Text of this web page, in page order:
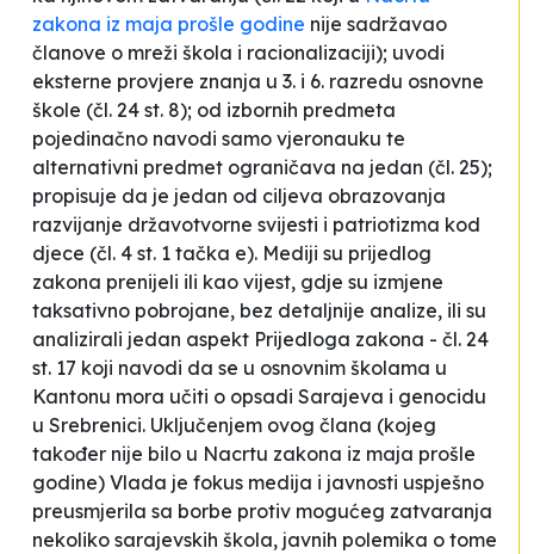
zakona iz maja prošle godine nije sadržavao
članove o mreži škola i racionalizaciji); uvodi
eksterne provjere znanja u 3. i 6. razredu osnovne
škole (čl. 24 st. 8); od izbornih predmeta
pojedinačno navodi samo vjeronauku te
alternativni predmet ograničava na jedan (čl. 25);
propisuje da je jedan od ciljeva obrazovanja
razvijanje državotvorne svijesti i patriotizma kod
djece (čl. 4 st. 1 tačka e). Mediji su prijedlog
zakona prenijeli ili kao vijest, gdje su izmjene
taksativno pobrojane, bez detaljnije analize, ili su
analizirali jedan aspekt Prijedloga zakona - čl. 24
st. 17 koji navodi da se u osnovnim školama u
Kantonu mora učiti o opsadi Sarajeva i genocidu
u Srebrenici. Uključenjem ovog člana (kojeg
također nije bilo u Nacrtu zakona iz maja prošle
godine) Vlada je fokus medija i javnosti uspješno
preusmjerila sa borbe protiv mogućeg zatvaranja
nekoliko sarajevskih škola, javnih polemika o tome